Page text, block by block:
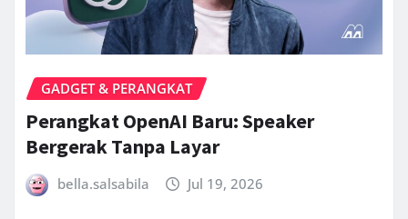
GADGET & PERANGKAT
Perangkat OpenAI Baru: Speaker
Bergerak Tanpa Layar
bella.salsabila Jul 19, 2026